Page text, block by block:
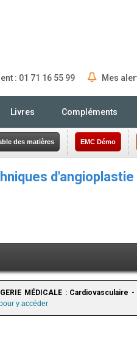
: 01 71 16 55 99 Mes
Livres Compléments
des matières EMC Démo
d'angioplastie
MÉDICALE : Cardiovasculaire -
y accéder